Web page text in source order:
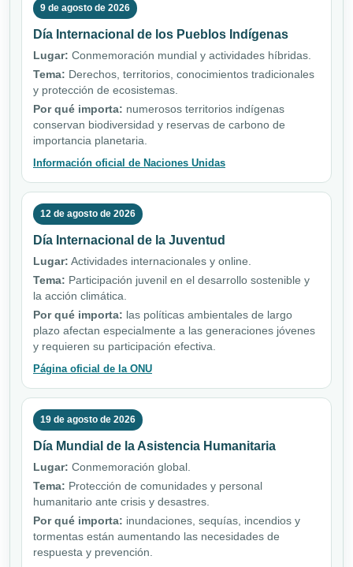
9 de agosto de 2026
Día Internacional de los Pueblos Indígenas
Lugar: Conmemoración mundial y actividades híbridas.
Tema: Derechos, territorios, conocimientos tradicionales
y protección de ecosistemas.
Por qué importa: numerosos territorios indígenas
conservan biodiversidad y reservas de carbono de
importancia planetaria.
Información oficial de Naciones Unidas
12 de agosto de 2026
Día Internacional de la Juventud
Lugar: Actividades internacionales y online.
Tema: Participación juvenil en el desarrollo sostenible y
la acción climática.
Por qué importa: las políticas ambientales de largo
plazo afectan especialmente a las generaciones jóvenes
y requieren su participación efectiva.
Página oficial de la ONU
19 de agosto de 2026
Día Mundial de la Asistencia Humanitaria
Lugar: Conmemoración global.
Tema: Protección de comunidades y personal
humanitario ante crisis y desastres.
Por qué importa: inundaciones, sequías, incendios y
tormentas están aumentando las necesidades de
respuesta y prevención.